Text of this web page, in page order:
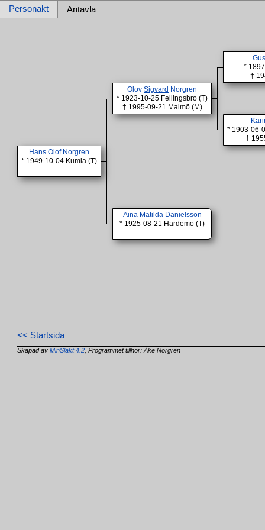
Personakt Antavla
Hans Olof Norgren
* 1949-10-04 Kumla (T)
OlovSigvard Norgren
* 1923-10-25 Fellingsbro (T)
† 1995-09-21 Malmö (M)
*
†
* 1903-06-
†
Aina Matilda Danielsson
* 1925-08-21 Hardemo (T)
<< Startsida
Skapad avMinSläkt 4.2 , Programmet tillhör: Åke Norgren